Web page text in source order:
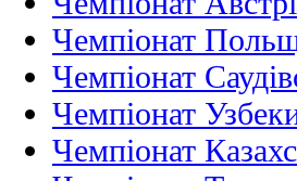
Чемпіонат
Чемпіонат
Чемпіонат
Чемпіонат